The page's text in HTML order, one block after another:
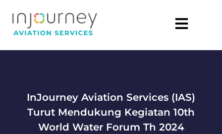
InJourney Aviation Services (IAS)
Turut Mendukung Kegiatan 10th
World Water Forum Th 2024